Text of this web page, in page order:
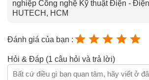
nghiệp Công nghệ Kỹ thuật Điện -
HUTECH, HCM
Đánh giá của bạn :
Hỏi & Đáp (1 câu hỏi và trả lời)